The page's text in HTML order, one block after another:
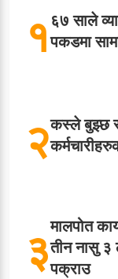
१६७ साले
पकडमा
२कस्ले बुझ्छ र
३मालपोत
तीन नासु
पक्राउ